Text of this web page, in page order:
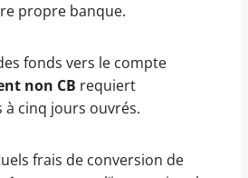
propre banque.
fonds vers le compte
non CB requiert
cinq jours ouvrés.
frais de conversion de